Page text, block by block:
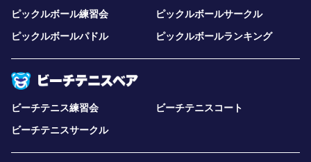
ピックルボール練習会
ピックルボールサークル
ピックルボールパドル
ピックルボールランキング
ビーチテニス練習会
ビーチテニスコート
ビーチテニスサークル